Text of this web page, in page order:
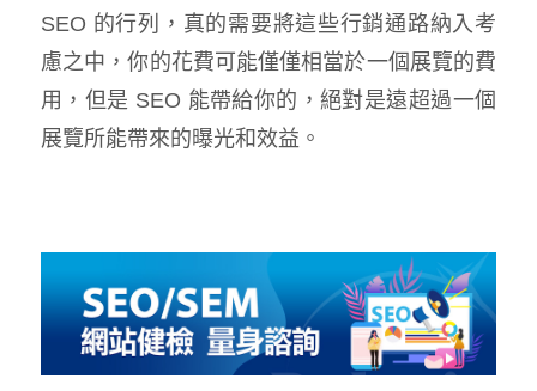
SEO 的行列，真的需要將這些行銷通路納入考
慮之中，你的花費可能僅僅相當於一個展覽的費
用，但是 SEO 能帶給你的，絕對是遠超過一個
展覽所能帶來的曝光和效益。